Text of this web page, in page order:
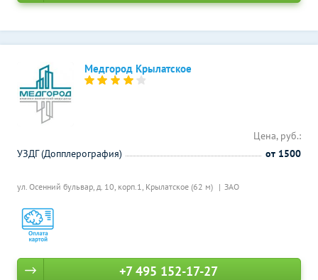
Медгород Крылатское
ул. Осенний бульвар, д. 10, корп.1, Крылатское (62 м) ЗАО
Цена, руб.:
УЗДГ (Допплерография)
от 1500
+7 495 152-17-27